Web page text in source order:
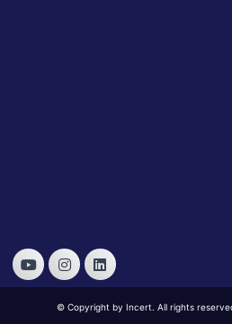
© Copyright by Incert. All rights